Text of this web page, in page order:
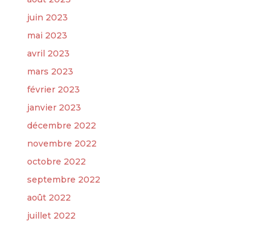
juin 2023
mai 2023
avril 2023
mars 2023
février 2023
janvier 2023
décembre 2022
novembre 2022
octobre 2022
septembre 2022
août 2022
juillet 2022